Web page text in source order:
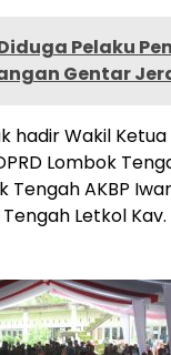
Pelaku
Gentar
hadir Wakil Ketua
Lombok
Tengah AKBP
Letkol Kav.